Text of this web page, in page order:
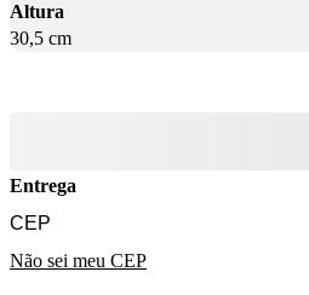
Altura
30,5 cm
Entrega
Não sei meu CEP